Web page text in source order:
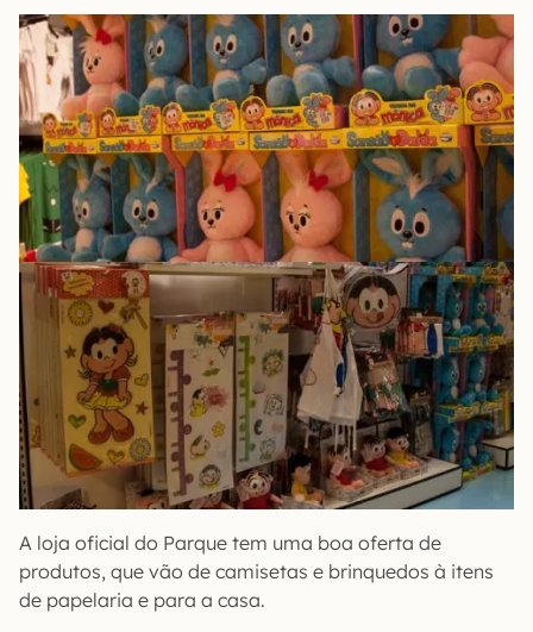
A loja oficial do Parque tem uma boa oferta de
produtos, que vão de camisetas e brinquedos à itens
de papelaria e para a casa.